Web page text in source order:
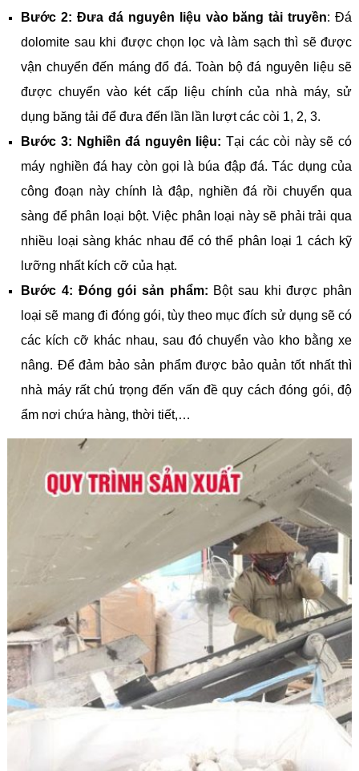
Bước 2: Đưa đá nguyên liệu vào băng tải truyền: Đá
dolomite sau khi được chọn lọc và làm sạch thì sẽ được
vận chuyển đến máng đổ đá. Toàn bộ đá nguyên liệu sẽ
được chuyển vào két cấp liệu chính của nhà máy, sử
dụng băng tải để đưa đến lần lần lượt các còi 1, 2, 3.
Bước 3: Nghiền đá nguyên liệu: Tại các còi này sẽ có
máy nghiền đá hay còn gọi là búa đập đá. Tác dụng của
công đoạn này chính là đập, nghiền đá rồi chuyển qua
sàng để phân loại bột.Việc phân loại này sẽ phải trải qua
nhiều loại sàng khác nhau để có thể phân loại 1 cách kỹ
lưỡng nhất kích cỡ của hạt.
Bước 4: Đóng gói sản phẩm: Bột sau khi được phân
loại sẽ mang đi đóng gói, tùy theo mục đích sử dụng sẽ có
các kích cỡ khác nhau, sau đó chuyển vào kho bằng xe
nâng. Để đảm bảo sản phẩm được bảo quản tốt nhất thì
nhà máy rất chú trọng đến vấn đề quy cách đóng gói, độ
ẩm nơi chứa hàng, thời tiết,…